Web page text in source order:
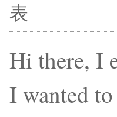
表
Hi there, I
I wanted